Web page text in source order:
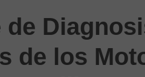
de los